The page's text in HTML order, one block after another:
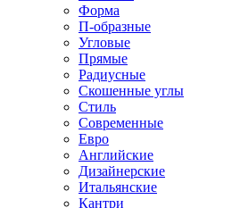
Форма
П-образные
Угловые
Прямые
Радиусные
Скошенные углы
Стиль
Современные
Евро
Английские
Дизайнерские
Итальянские
Кантри